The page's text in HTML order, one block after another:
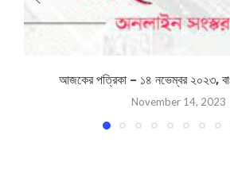
আজকের পত্রিকা – ১৪ নভেম্বর ২০২৩,
November 14, 2023